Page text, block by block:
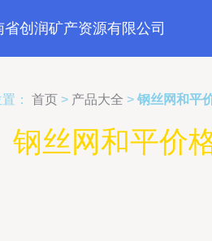
省创润矿产资源有限公司
： 首页 > 产品大全 > 钢丝网和平
钢丝网和平价